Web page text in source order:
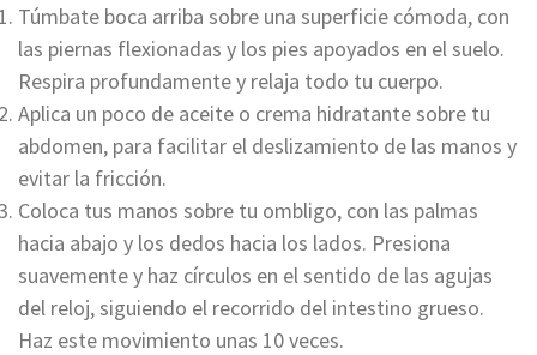
Túmbate boca arriba sobre una superficie cómoda, con
las piernas flexionadas y los pies apoyados en el suelo.
Respira profundamente y relaja todo tu cuerpo.
Aplica un poco de aceite o crema hidratante sobre tu
abdomen, para facilitar el deslizamiento de las manos y
evitar la fricción.
Coloca tus manos sobre tu ombligo, con las palmas
hacia abajo y los dedos hacia los lados. Presiona
suavemente y haz círculos en el sentido de las agujas
del reloj, siguiendo el recorrido del intestino grueso.
Haz este movimiento unas 10 veces.